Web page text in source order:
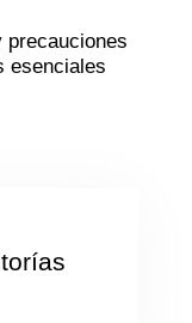
precauciones
esenciales